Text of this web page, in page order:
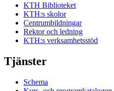
KTH Biblioteket
KTH:s skolor
Centrumbildningar
Rektor och ledning
KTH:s verksamhetsstöd
Tjänster
Schema